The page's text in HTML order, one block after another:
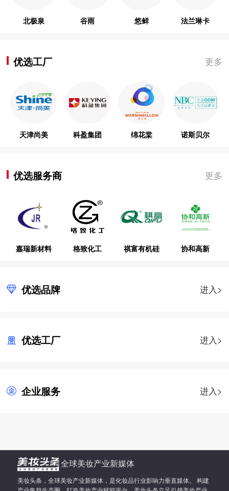
北极泉 谷雨 悠鲜 法兰琳卡
优选工厂 更多
天津尚美 科盈集团 绵花棠 诺斯贝尔
优选服务商 更多
嘉瑞新材料 格致化工 祺富有机硅 协和高新
优选品牌 进入>
优选工厂 进入>
企业服务 进入>
全球美妆产业新媒体
美妆头条，全球美妆产业新媒体，是化妆品行业影响力垂直媒体。 构建